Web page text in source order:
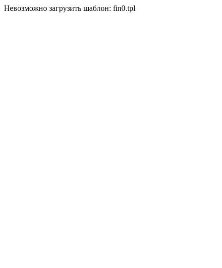
Невозможно загрузить шаблон: fin0.tpl